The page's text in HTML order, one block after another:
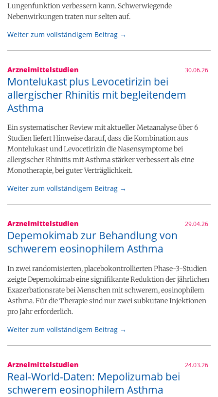
Lungenfunktion verbessern kann. Schwerwiegende
Nebenwirkungen traten nur selten auf.
Weiter zum vollständigem Beitrag →
Arzneimittelstudien 30.06.26
Montelukast plus Levocetirizin bei
allergischer Rhinitis mit begleitendem
Asthma
Ein systematischer Review mit aktueller Metaanalyse über 6
Studien liefert Hinweise darauf, dass die Kombination aus
Montelukast und Levocetirizin die Nasensymptome bei
allergischer Rhinitis mit Asthma stärker verbessert als eine
Monotherapie, bei guter Verträglichkeit.
Weiter zum vollständigem Beitrag →
Arzneimittelstudien 29.04.26
Depemokimab zur Behandlung von
schwerem eosinophilem Asthma
In zwei randomisierten, placebokontrollierten Phase-3-Studien
zeigte Depemokimab eine signifikante Reduktion der jährlichen
Exazerbationsrate bei Menschen mit schwerem, eosinophilem
Asthma. Für die Therapie sind nur zwei subkutane Injektionen
pro Jahr erforderlich.
Weiter zum vollständigem Beitrag →
Arzneimittelstudien 24.03.26
Real-World-Daten: Mepolizumab bei
schwerem eosinophilem Asthma